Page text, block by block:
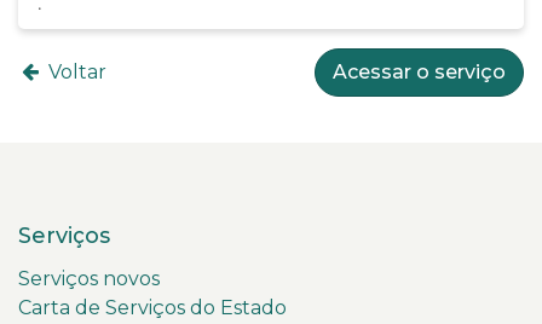
Voltar Acessar o serviço
Serviços
Serviços novos
Carta de Serviços do Estado